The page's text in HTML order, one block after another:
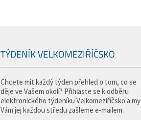
TÝDENÍK VELKOMEZIŘÍČSKO
Chcete mít každý týden přehled o tom, co se
děje ve Vašem okolí? Přihlaste se k odběru
elektronického týdeníku Velkomeziříčsko a my
Vám jej každou středu zašleme e-mailem.